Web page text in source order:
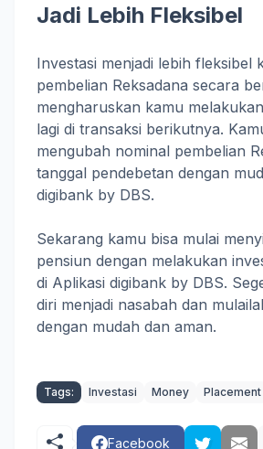
Jadi Lebih Fleksibel
Investasi menjadi lebih fleksibel
pembelian Reksadana secara
mengharuskan kamu
lagi di transaksi berikutnya.
mengubah nominal pembelian
tanggal pendebetan dengan
digibank by DBS.
Sekarang kamu bisa mulai
pensiun dengan melakukan
di Aplikasi digibank by DBS.
diri menjadi nasabah dan
dengan mudah dan aman.
Tags: Investasi Money Placement
Facebook